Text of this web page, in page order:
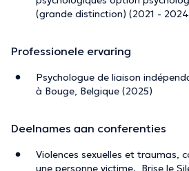
(grande distinction) (2021 -
Professionele ervaring
Psychologue de liaison
à Bouge, Belgique (2025)
Deelnames aan conferenties
Violences sexuelles et traumas,
une personne victime., Brise le